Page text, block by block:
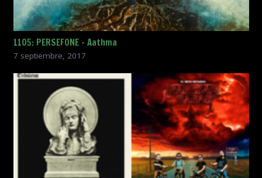
1105: PERSEFONE – Aathma
7 septiembre, 2017